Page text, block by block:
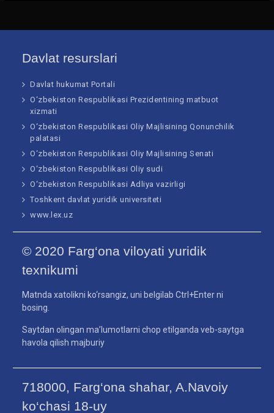
Davlat resurslari
Davlat hukumat Portali
O‘zbekiston Respublikasi Prezidentining matbuot
xizmati
O‘zbekiston Respublikasi Oliy Majlisining Qonunchilik
palatasi
O‘zbekiston Respublikasi Oliy Majlisining Senati
O‘zbekiston Respublikasi Oliy sudi
O‘zbekiston Respublikasi Adliya vazirligi
Toshkent davlat yuridik universiteti
www.lex.uz
© 2020 Farg‘ona viloyati yuridik
texnikumi
Matnda xatolikni ko‘rsangiz, uni belgilab Ctrl+Enter ni
bosing.
Saytdan olingan ma’lumotlarni chop etilganda veb-saytga
havola qilish majburiy
718000, Farg‘ona shahar, A.Navoiy
ko‘chasi 18-uy